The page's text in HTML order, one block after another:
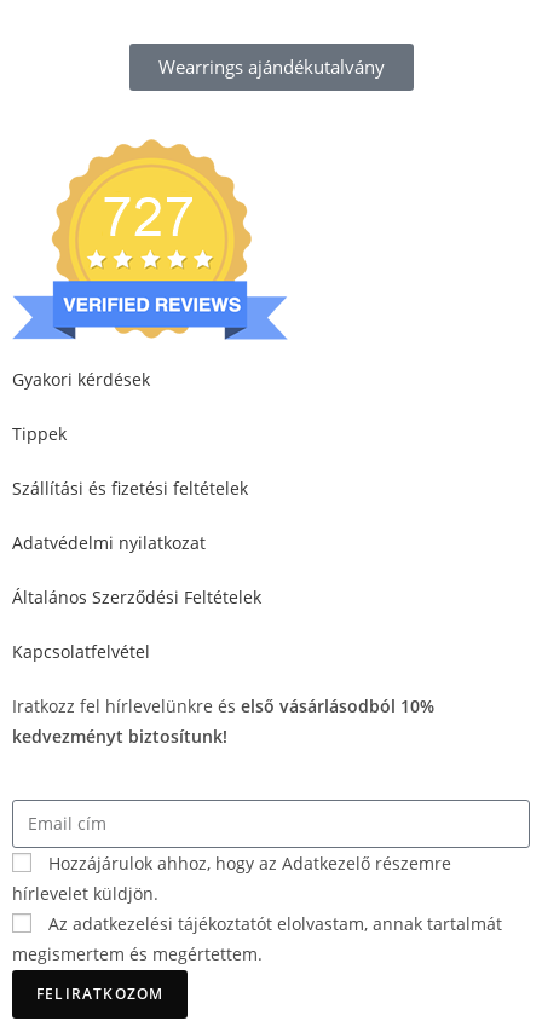
Wearrings ajándékutalvány
Gyakori kérdések
Tippek
Szállítási és fizetési feltételek
Adatvédelmi nyilatkozat
Általános Szerződési Feltételek
Kapcsolatfelvétel
Iratkozz fel hírlevelünkre és első vásárlásodból 10%
kedvezményt biztosítunk!
Hozzájárulok ahhoz, hogy az Adatkezelő részemre
hírlevelet küldjön.
Az adatkezelési tájékoztatót elolvastam, annak tartalmát
megismertem és megértettem.
FELIRATKOZOM